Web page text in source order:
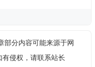
部分内容可能来源于网
侵权，请联系站长